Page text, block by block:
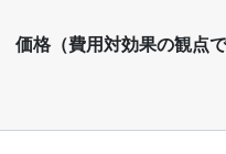
価格（費用対効果の観点